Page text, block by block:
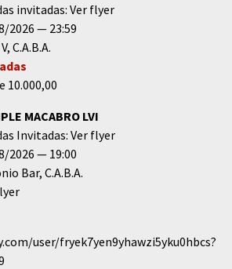
invitadas: Ver flyer
2026
23:59
C.A.B.A.
10.000,00
MACABRO LVI
Invitadas: Ver flyer
2026
19:00
Bar C.A.B.A.
user/fryek7yen9yhawzi5yku0hbcs?